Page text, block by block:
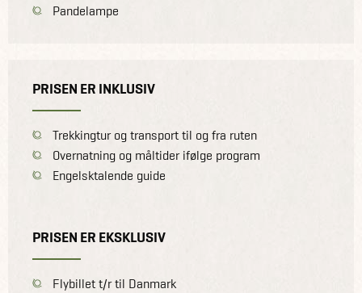
Pandelampe
PRISEN ER INKLUSIV
Trekkingtur og transport til og fra ruten
Overnatning og måltider ifølge program
Engelsktalende guide
PRISEN ER EKSKLUSIV
Flybillet t/r til Danmark